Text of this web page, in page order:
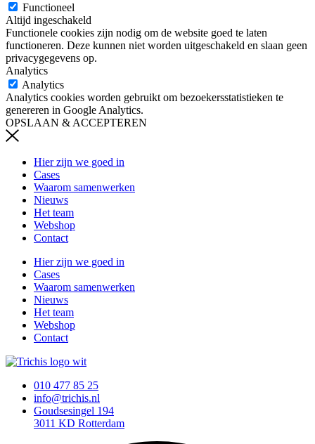
Functioneel
Altijd ingeschakeld
Functionele cookies zijn nodig om de website goed te laten
functioneren. Deze kunnen niet worden uitgeschakeld en slaan geen
privacygegevens op.
Analytics
Analytics
Analytics cookies worden gebruikt om bezoekersstatistieken te
genereren in Google Analytics.
OPSLAAN & ACCEPTEREN
Hier zijn we goed in
Cases
Waarom samenwerken
Nieuws
Het team
Webshop
Contact
Hier zijn we goed in
Cases
Waarom samenwerken
Nieuws
Het team
Webshop
Contact
010 477 85 25
info@trichis.nl
Goudsesingel 194
3011 KD Rotterdam